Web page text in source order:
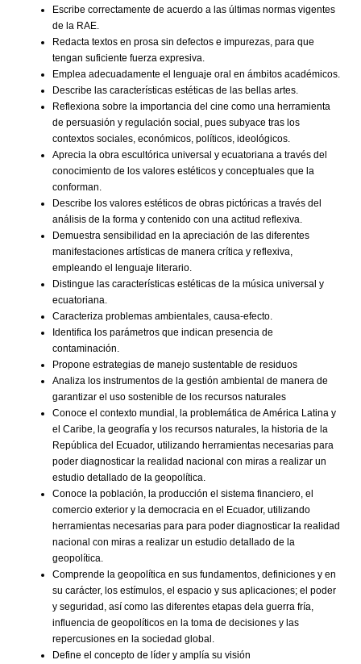
Escribe correctamente de acuerdo a las últimas normas vigentes
de la RAE.
Redacta textos en prosa sin defectos e impurezas, para que
tengan suficiente fuerza expresiva.
Emplea adecuadamente el lenguaje oral en ámbitos académicos.
Describe las características estéticas de las bellas artes.
Reflexiona sobre la importancia del cine como una herramienta
de persuasión y regulación social, pues subyace tras los
contextos sociales, económicos, políticos, ideológicos.
Aprecia la obra escultórica universal y ecuatoriana a través del
conocimiento de los valores estéticos y conceptuales que la
conforman.
Describe los valores estéticos de obras pictóricas a través del
análisis de la forma y contenido con una actitud reflexiva.
Demuestra sensibilidad en la apreciación de las diferentes
manifestaciones artísticas de manera crítica y reflexiva,
empleando el lenguaje literario.
Distingue las características estéticas de la música universal y
ecuatoriana.
Caracteriza problemas ambientales, causa-efecto.
Identifica los parámetros que indican presencia de
contaminación.
Propone estrategias de manejo sustentable de residuos
Analiza los instrumentos de la gestión ambiental de manera de
garantizar el uso sostenible de los recursos naturales
Conoce el contexto mundial, la problemática de América Latina y
el Caribe, la geografía y los recursos naturales, la historia de la
República del Ecuador, utilizando herramientas necesarias para
poder diagnosticar la realidad nacional con miras a realizar un
estudio detallado de la geopolítica.
Conoce la población, la producción el sistema financiero, el
comercio exterior y la democracia en el Ecuador, utilizando
herramientas necesarias para para poder diagnosticar la realidad
nacional con miras a realizar un estudio detallado de la
geopolítica.
Comprende la geopolítica en sus fundamentos, definiciones y en
su carácter, los estímulos, el espacio y sus aplicaciones; el poder
y seguridad, así como las diferentes etapas dela guerra fría,
influencia de geopolíticos en la toma de decisiones y las
repercusiones en la sociedad global.
Define el concepto de líder y amplía su visión